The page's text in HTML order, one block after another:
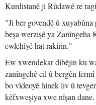
Kurdistanê ji Rûdawê re
"Ji ber govendê û
beşa werzişê ya Zanîngeha
ewlehiyê hat rakirin."
Ew xwendekar dibêjin ku
zanîngehê cil û bergên
bo vîdeoyê hinek liv û
kêfxweşiya xwe nîşan dane.